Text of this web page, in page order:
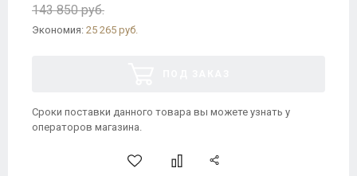
143 850 руб.
Экономия: 25 265 руб.
Сроки поставки данного товара вы можете узнать у
операторов магазина.